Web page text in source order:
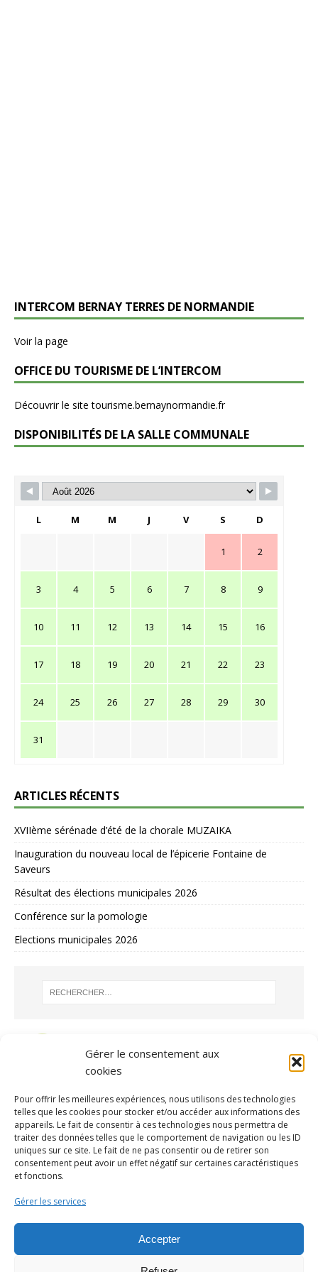
Gérer le consentement aux
cookies
Pour offrir les meilleures expériences, nous utilisons des technologies
telles que les cookies pour stocker et/ou accéder aux informations des
appareils. Le fait de consentir à ces technologies nous permettra de
traiter des données telles que le comportement de navigation ou les ID
uniques sur ce site. Le fait de ne pas consentir ou de retirer son
consentement peut avoir un effet négatif sur certaines caractéristiques
et fonctions.
Gérer les services
Accepter
INTERCOM BERNAY TERRES DE NORMANDIE
Voir la page
OFFICE DU TOURISME DE L’INTERCOM
Découvrir le site tourisme.bernaynormandie.fr
DISPONIBILITÉS DE LA SALLE COMMUNALE
L M M J V S D
1 2
3 4 5 6 7 8 9
10 11 12 13 14 15 16
17 18 19 20 21 22 23
24 25 26 27 28 29 30
31
ARTICLES RÉCENTS
XVIIème sérénade d’été de la chorale MUZAIKA
Inauguration du nouveau local de l’épicerie Fontaine de
Saveurs
Résultat des élections municipales 2026
Conférence sur la pomologie
Elections municipales 2026
ARCHIVES
Contacter la mairie par mailou par téléphone au 02 32 44 13